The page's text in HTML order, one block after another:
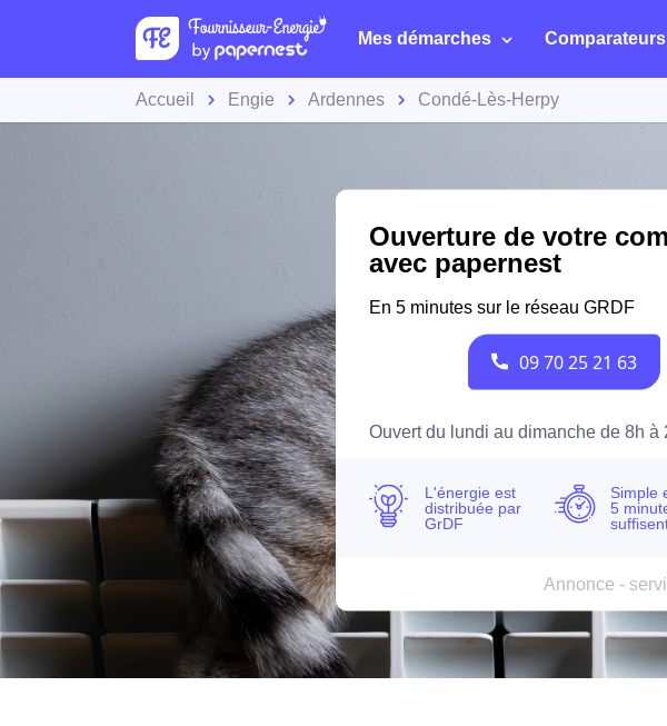
Mes démarches Comparateurs
Accueil Engie Ardennes Condé-Lès-Herpy